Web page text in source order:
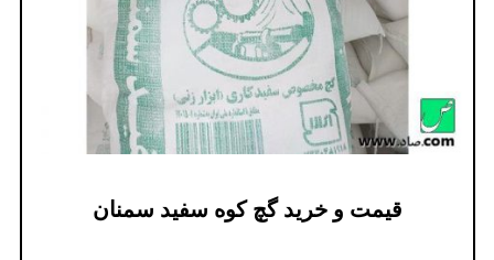
قیمت و خرید گچ کوه سفید سمنان